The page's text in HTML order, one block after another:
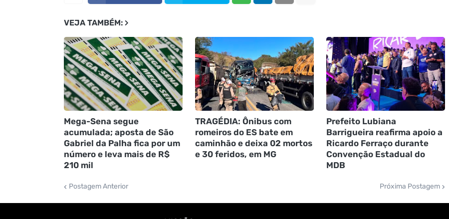
VEJA TAMBÉM:
Mega-Sena segue
acumulada; aposta de São
Gabriel da Palha fica por um
número e leva mais de R$
210 mil
TRAGÉDIA: Ônibus com
romeiros do ES bate em
caminhão e deixa 02 mortos
e 30 feridos, em MG
Prefeito Lubiana
Barrigueira reafirma apoio a
Ricardo Ferraço durante
Convenção Estadual do
MDB
Postagem Anterior Próxima Postagem